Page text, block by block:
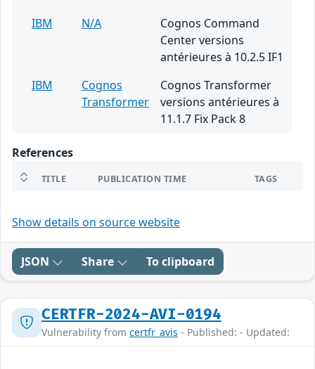
IBM
N/A
Cognos Command
Center versions
antérieures à 10.2.5 IF1
IBM
Cognos
Transformer
Cognos Transformer
versions antérieures à
11.1.7 Fix Pack 8
References
TITLE PUBLICATION TIME TAGS
Show details on source website
JSON Share To clipboard
CERTFR-2024-AVI-0194
Vulnerability from certfr_avis - Published: - Updated: